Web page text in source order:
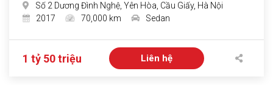
Số 2 Dương Đình Nghệ, Yên Hòa, Cầu Giấy, Hà Nội
2017
70,000 km Sedan
1 tỷ 50 triệu Liên hệ